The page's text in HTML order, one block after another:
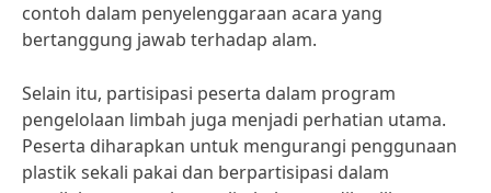
contoh dalam penyelenggaraan acara yang
bertanggung jawab terhadap alam.
Selain itu, partisipasi peserta dalam program
pengelolaan limbah juga menjadi perhatian utama.
Peserta diharapkan untuk mengurangi penggunaan
plastik sekali pakai dan berpartisipasi dalam